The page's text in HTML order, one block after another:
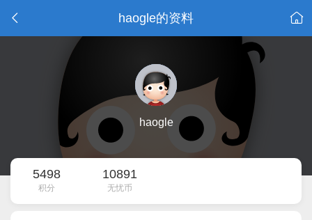
haogle的资料
haogle
5498
积分
10891
无忧币